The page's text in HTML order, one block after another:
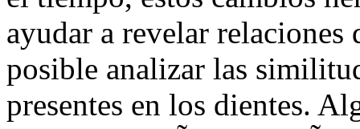
ayudar a revelar
posible analizar las
presentes en los dientes.